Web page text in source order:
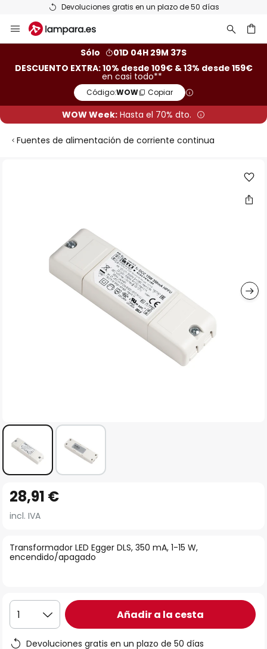
Devoluciones gratis en un plazo de 50 días
al
Sólo
01D 04H 29M 37S
DESCUENTO EXTRA: 10% desde 109€ & 13% desde 159€
en casi todo**
Código:WOW Copiar
WOW Week: Hasta el 70% dto.
Fuentes de alimentación de corriente continua
comienzo
galería
Transformador LED Egger DLS, 350 mA, 1-15 W,
encendido/apagado
28,91 €
incl. IVA
1 Añadir a la cesta
Devoluciones gratis en un plazo de 50 días